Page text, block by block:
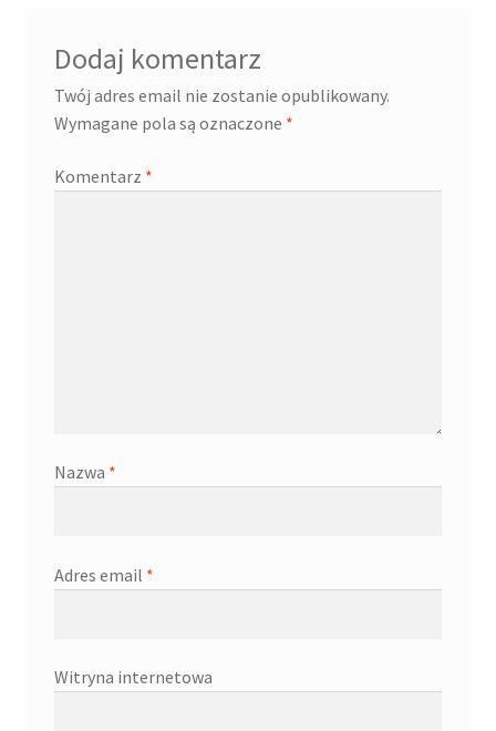
Dodaj komentarz
Twój adres email nie zostanie opublikowany.
Wymagane pola są oznaczone *
Komentarz *
Nazwa *
Adres email *
Witryna internetowa